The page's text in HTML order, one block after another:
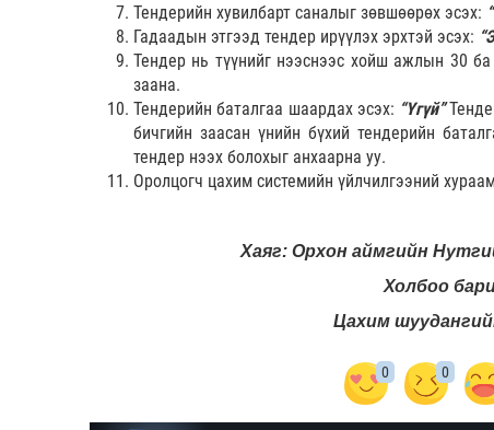
Тендерийн хувилбарт саналыг зөвшөөрөх эсэх:
Гадаадын этгээд тендер ирүүлэх эрхтэй эсэх:
Тендер нь түүнийг нээснээс хойш ажлын 30
заана.
Тендерийн баталгаа шаардах эсэх: “Үгүй”
бичгийн заасан үнийн бүхий тендерийн
тендер нээх болохыг анхаарна уу.
Оролцогч цахим системийн үйлчилгээний
Хаяг: Орхон аймгийн
Холбоо
Цахим
0 0